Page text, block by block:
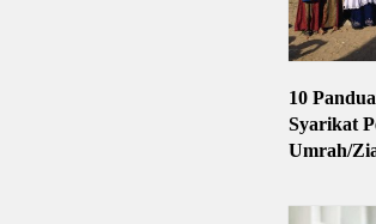
10
Syarikat
Umrah/